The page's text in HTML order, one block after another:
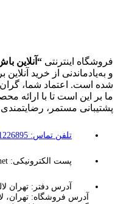
فروشگاه اینترنتی “آنلاین
و به‌یادماندنی از خرید
شده است. اعتماد شما،
ما بر این است تا با ارائه
پشتیبانی مستمر،
تلفن تماس: 09981226895، 09354082678
پست الکترونیکی: Info@onlinebash.net
آدرس فروشگاه: تهران،